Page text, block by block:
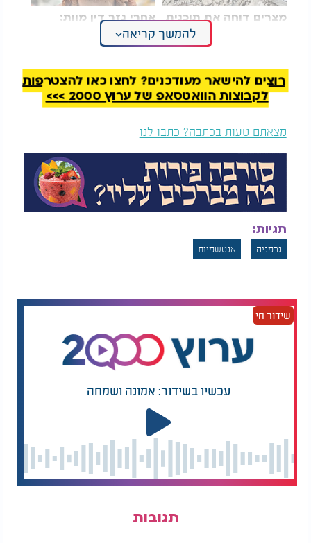
מצרים דוחה את תוכנית
ארצות הברית: "לא
נשתתף בעוול של גירוש
אחרי גזר דין מוות:
שחרורו המפתיע של
הצעיר האיראני מהכלא
"הנאציזם הוא פצע פתוח
בחברה הגרמנית. כל ניסיון
להחיות את סממניו - חייב
תזכורת לעיר שזכורה מטרור גזעני
העירהנאומוכרת לציבור בגרמניה בשלהטבח הגזעני
בפברואר 2020
מהגר על ידי חמוש קיצוני.
כעת, מעשה השחתה אנטישמי נוסף באותה עיר - מעורר
דוח חדש: עלייה חדה באנטישמיות -
במיוחד ברשתות
על פי דוח מודיעיני שפורסם לאחרונה בגרמניה,
במעשי אנטישמיות בעלי
רקע איסלאמיסטי.
חלק ניכר מהפשעים בוצעו בידי
דרך פלטפורמות כמו טיקטוק ואינסטגרם.
הדוח מציין כי הפגנות אנטי-ישראליות משמשות בשנה
האחרונה
קרקע פורייה לגיוס ולהקצנה
, לעיתים תוך
שיתוף פעולה נדיר בין ימין קיצוני, שמאל רדיקלי
ואיסלאמיסטים- כולם מאוחדים סביב שנאה משותפת
להמשך קריאה
רוצים להישאר מעודכנים? לחצו כאן להצטרפות
לקבוצות הוואטסאפ של ערוץ 2000 >>>
מצאתם טעות בכתבה? כתבו לנו
תגיות:
גרמניה אנטשמיות
שידור חי
עכשיו בשידור: אמונה ושמחה
תגובות